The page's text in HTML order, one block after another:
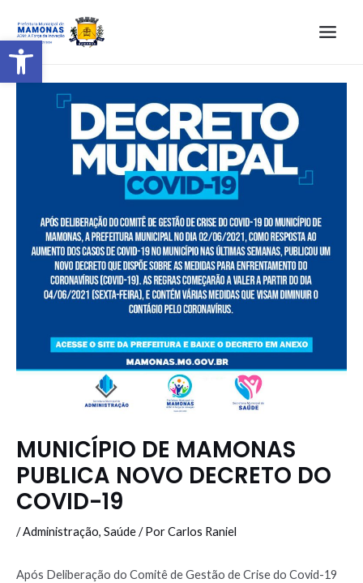
Barra de Ferramentas Aberta
MUNICÍPIO DE MAMONAS
PUBLICA NOVO DECRETO DO
COVID-19
/Administração, Saúde/ PorCarlos Raniel
Após Deliberação do Comitê de Gestão de Crise do Covid-19